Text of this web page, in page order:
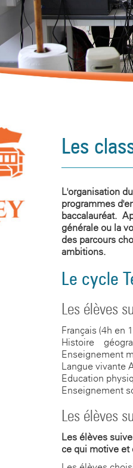
Les
L'organisation
programmes
baccalauréat.
générale ou la
des parcours
ambitions.
Le cycle
Les élèves
Français (4h en
Histoire –
Enseignement
Langue vivante
Education
Enseignement
Les élèves
Les élèves
ce qui motive et